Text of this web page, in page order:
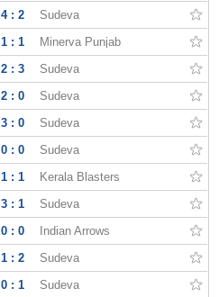
4 : 2 Sudeva
1 : 1 Minerva Punjab
2 : 3 Sudeva
2 : 0 Sudeva
3 : 0 Sudeva
0 : 0 Sudeva
1 : 1 Kerala Blasters
3 : 1 Sudeva
0 : 0 Indian Arrows
1 : 2 Sudeva
0 : 1 Sudeva